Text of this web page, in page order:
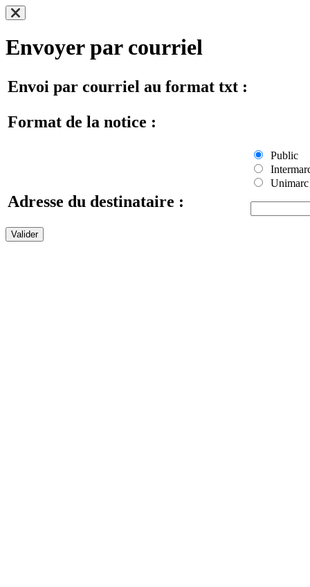
Envoyer par courriel
Envoi par courriel au format txt :
Format de la notice :
Public
Unimarc
Adresse du destinataire :